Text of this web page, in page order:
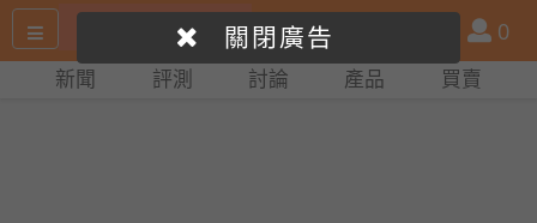
尋
產
品
比
會
員
0
新聞 評測 討論 產品 買賣
關閉廣告